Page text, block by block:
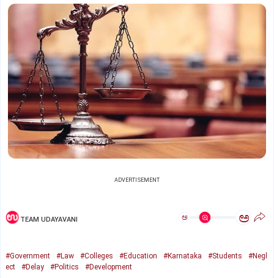
ADVERTISEMENT
TEAM UDAYAVANI ಅ ಅ
#Government #Law #Colleges #Education #Karnataka #Students
#Negl
ect
#Delay #Politics #Development